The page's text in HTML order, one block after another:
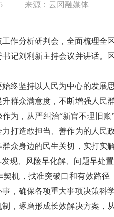
来源： 云冈融媒体
作分析研判会，全面梳理全
记刘利新主持会议并讲话。
终坚持以人民为中心的发展
群众满意度，不断增强人民
为，从严纠治“新官不理旧
打造敢担当、善作为的人民
众身边的民生关切，实打实
现、风险早化解、问题早处置
契机，找准突破口和有效路
，确保各项重大事项决策科
，琢磨形成长效解决方案，